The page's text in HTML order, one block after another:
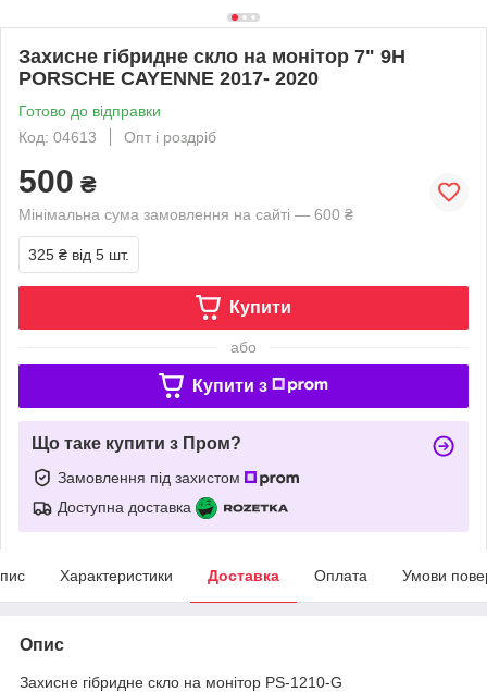
Захисне гібридне скло на монітор 7" 9H
PORSCHE CAYENNE 2017- 2020
Готово до відправки
Код: 04613
Опт і роздріб
500 ₴
Мінімальна сума замовлення на сайті — 600 ₴
325 ₴ від 5 шт.
Купити
або
Купити з
Що таке купити з Пром?
Замовлення під захистом
Доступна доставка
Характеристики Доставка Оплата Умови
Опис
Захисне гібридне скло на монітор PS-1210-G